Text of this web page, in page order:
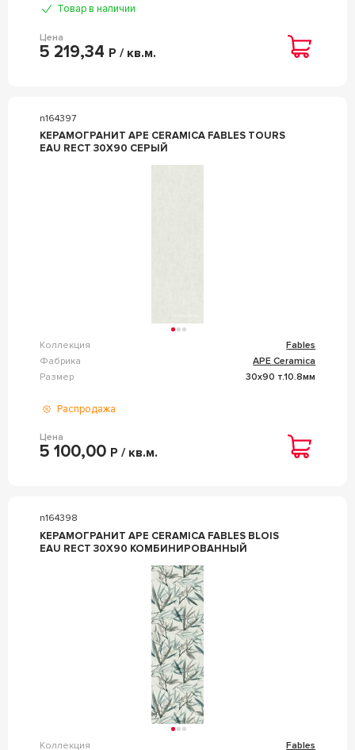
Товар в наличии
Цена
5 219,34 Р / кв.м.
n164397
КЕРАМОГРАНИТ APE CERAMICA FABLES TOURS
EAU RECT 30X90 СЕРЫЙ
Коллекция
Fables
Фабрика
APE Ceramica
Размер
30x90 т.10.8мм
Распродажа
Цена
5 100,00 Р / кв.м.
n164398
КЕРАМОГРАНИТ APE CERAMICA FABLES BLOIS
EAU RECT 30X90 КОМБИНИРОВАННЫЙ
Коллекция Fables